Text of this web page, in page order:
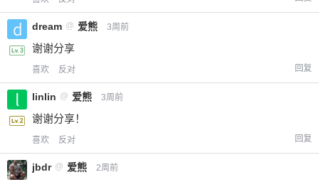
dream @ 爱熊 3周前
谢谢分享
喜欢 反对 回复
linlin @ 爱熊 3周前
谢谢分享！
喜欢 反对 回复
jbdr @ 爱熊 2周前